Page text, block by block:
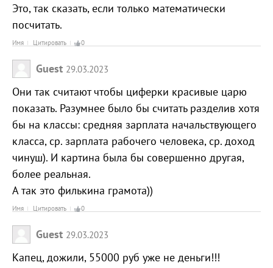
Это, так сказать, если только математически
посчитать.
Имя Цитировать 0
Guest 29.03.2023
Они так считают чтобы циферки красивые царю
показать. Разумнее было бы считать разделив хотя
бы на классы: средняя зарплата начальствующего
класса, ср. зарплата рабочего человека, ср. доход
чинуш). И картина была бы совершенно другая,
более реальная.
А так это филькина грамота))
Имя Цитировать 0
Guest 29.03.2023
Капец, дожили, 55000 руб уже не деньги!!!